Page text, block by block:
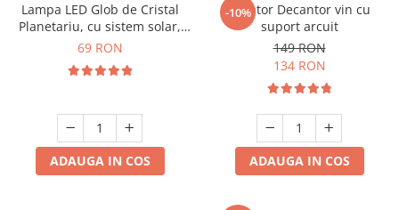
Lampa LED Glob de Cristal
Planetariu, cu sistem solar,
cadou captivant
69 RON
ADAUGA IN COS
-10%
Aerator Decantor vin cu
suport arcuit
149 RON
134 RON
ADAUGA IN COS